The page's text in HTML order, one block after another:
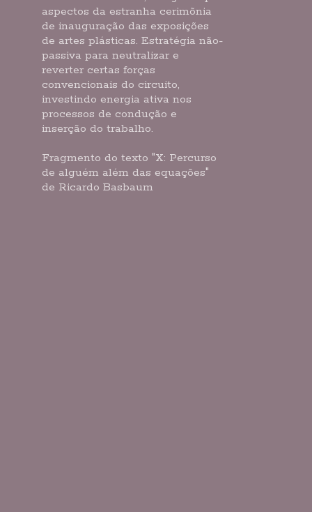
aspectos da estranha cerimõnia
de inauguração das exposições
de artes plásticas. Estratégia não-
passiva para neutralizar e
reverter certas forças
convencionais do circuito,
investindo energia ativa nos
processos de condução e
inserção do trabalho.
Fragmento do texto "X: Percurso
de alguém além das equações"
de Ricardo Basbaum